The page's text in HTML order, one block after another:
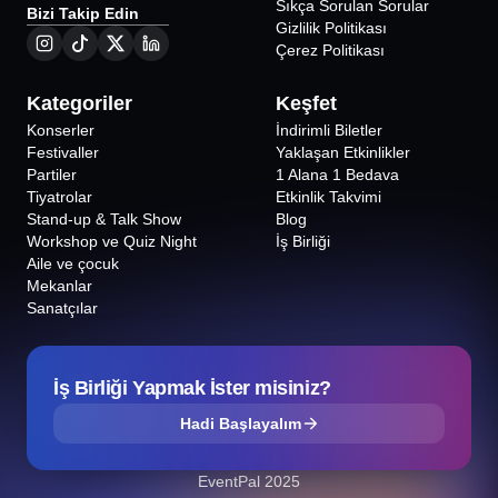
Night
Sanat Performance'ta Sahne Senin! - Karaoke
Night
Sanat Performance'ta Sahne Senin! - Karaoke
Sanat Performance'ta Sahne Senin! - Karaoke
Night
Bizi Takip Edin
Sıkça Sorulan Sorular
Gizlilik Politikası
Çerez Politikası
Kategoriler
Konserler
Festivaller
Partiler
Tiyatrolar
Stand-up & Talk Show
Workshop ve Quiz Night
Aile ve çocuk
Mekanlar
Sanatçılar
Keşfet
İndirimli Biletler
Yaklaşan Etkinlikler
1 Alana 1 Bedava
Etkinlik Takvimi
Blog
İş Birliği
İş Birliği Yapmak İster misiniz?
Hadi Başlayalım
EventPal 2025